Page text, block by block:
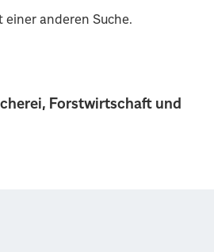
Forstwirtschaft und
einer anderen Suche.